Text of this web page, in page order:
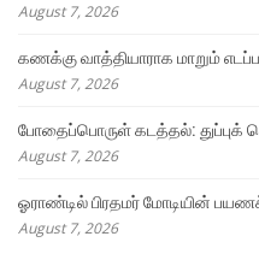
August 7, 2026
கணக்கு வாத்தியாராக மாறும்
August 7, 2026
போதைப்பொருள் கடத்தல்: துப்புக்
August 7, 2026
ஓராண்டில் பிரதமர் மோடியின்
August 7, 2026